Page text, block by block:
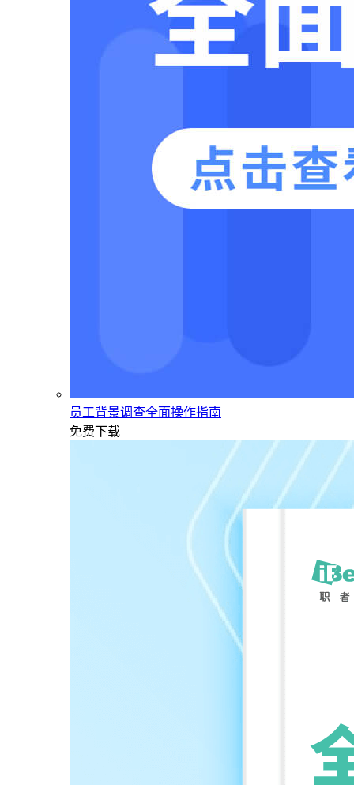
员工背景调查全面操作指南
免费下载